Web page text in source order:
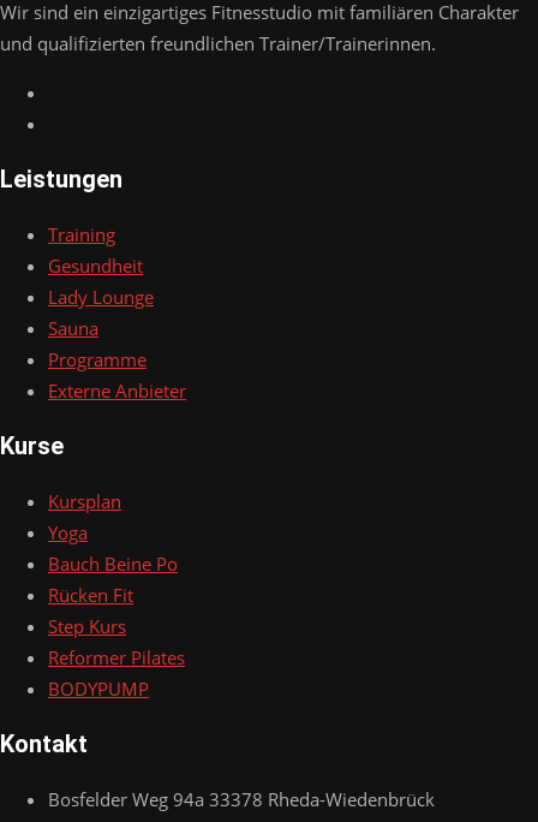
Wir sind ein einzigartiges Fitnesstudio mit familiären Charakter
und qualifizierten freundlichen Trainer/Trainerinnen.
Leistungen
Training
Gesundheit
Lady Lounge
Sauna
Programme
Externe Anbieter
Kurse
Kursplan
Yoga
Bauch Beine Po
Rücken Fit
Step Kurs
Reformer Pilates
BODYPUMP
Kontakt
Bosfelder Weg 94a 33378 Rheda-Wiedenbrück